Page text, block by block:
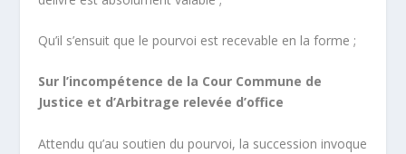
Qu’il s’ensuit que le pourvoi est recevable en la forme ;
Sur l’incompétence de la Cour Commune de
Justice et d’Arbitrage relevée d’office
Attendu qu’au soutien du pourvoi, la succession invoque